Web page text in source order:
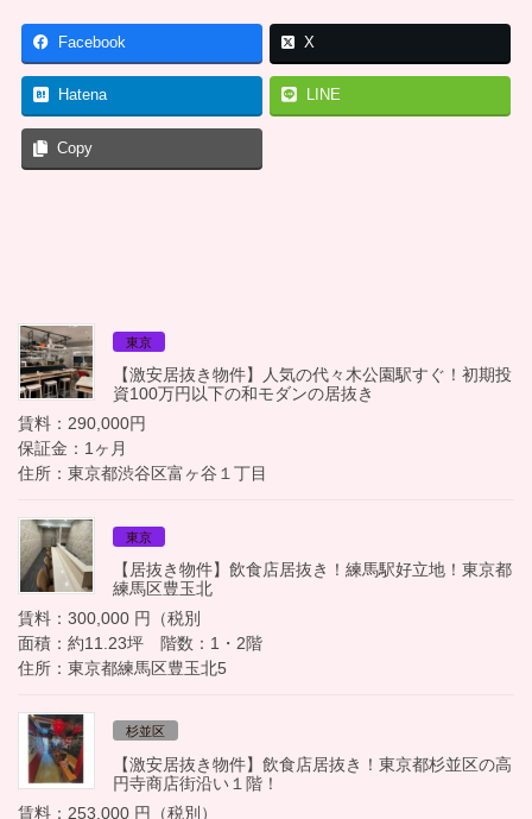
Facebook X
Hatena LINE
Copy
東京
【激安居抜き物件】人気の代々木公園駅すぐ！初期投
資100万円以下の和モダンの居抜き
賃料：290,000円
保証金：1ヶ月
住所：東京都渋谷区富ヶ谷１丁目
東京
【居抜き物件】飲食店居抜き！練馬駅好立地！東京都
練馬区豊玉北
賃料：300,000 円（税別
面積：約11.23坪 階数：1・2階
住所：東京都練馬区豊玉北5
杉並区
【激安居抜き物件】飲食店居抜き！東京都杉並区の高
円寺商店街沿い１階！
賃料：253,000 円（税別）